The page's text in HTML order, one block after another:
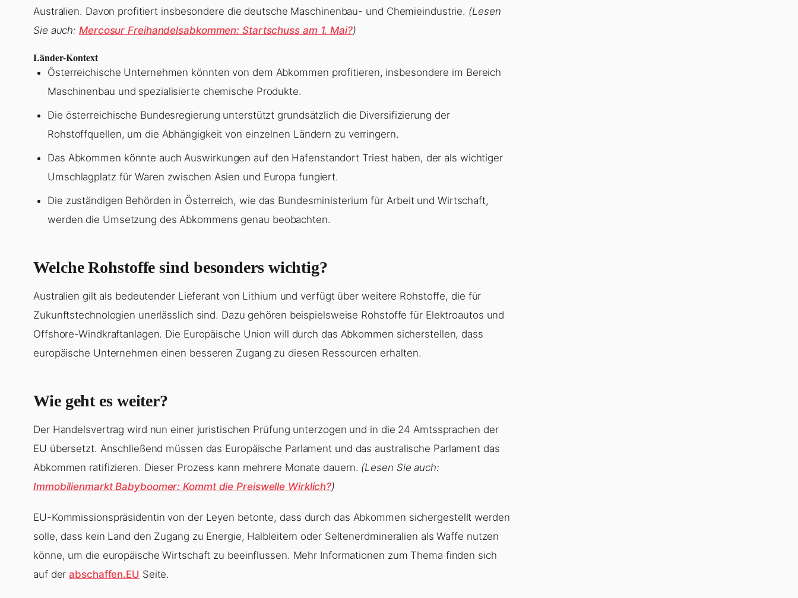
Australien. Davon profitiert insbesondere die deutsche Maschinenbau- und Chemieindustrie. (Lesen
Sie auch:Mercosur Freihandelsabkommen: Startschuss am 1. Mai?)
Länder-Kontext
Österreichische Unternehmen könnten von dem Abkommen profitieren, insbesondere im Bereich
Maschinenbau und spezialisierte chemische Produkte.
Die österreichische Bundesregierung unterstützt grundsätzlich die Diversifizierung der
Rohstoffquellen, um die Abhängigkeit von einzelnen Ländern zu verringern.
Das Abkommen könnte auch Auswirkungen auf den Hafenstandort Triest haben, der als wichtiger
Umschlagplatz für Waren zwischen Asien und Europa fungiert.
Die zuständigen Behörden in Österreich, wie das Bundesministerium für Arbeit und Wirtschaft,
werden die Umsetzung des Abkommens genau beobachten.
Welche Rohstoffe sind besonders wichtig?
Australien gilt als bedeutender Lieferant von Lithium und verfügt über weitere Rohstoffe, die für
Zukunftstechnologien unerlässlich sind. Dazu gehören beispielsweise Rohstoffe für Elektroautos und
Offshore-Windkraftanlagen. Die Europäische Union will durch das Abkommen sicherstellen, dass
europäische Unternehmen einen besseren Zugang zu diesen Ressourcen erhalten.
Wie geht es weiter?
Der Handelsvertrag wird nun einer juristischen Prüfung unterzogen und in die 24 Amtssprachen der
EU übersetzt. Anschließend müssen das Europäische Parlament und das australische Parlament das
Abkommen ratifizieren. Dieser Prozess kann mehrere Monate dauern. (Lesen Sie auch:
Immobilienmarkt Babyboomer: Kommt die Preiswelle Wirklich?)
EU-Kommissionspräsidentin von der Leyen betonte, dass durch das Abkommen sichergestellt werden
solle, dass kein Land den Zugang zu Energie, Halbleitern oder Seltenerdmineralien als Waffe nutzen
könne, um die europäische Wirtschaft zu beeinflussen. Mehr Informationen zum Thema finden sich
auf derabschaffen.EU Seite.